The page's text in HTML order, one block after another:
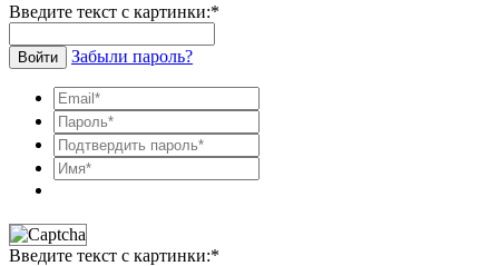
Введите текст с картинки:*
Войти Забыли пароль?
Введите текст с картинки:*